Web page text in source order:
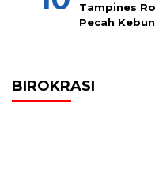
Tampines
Pecah
BIROKRASI